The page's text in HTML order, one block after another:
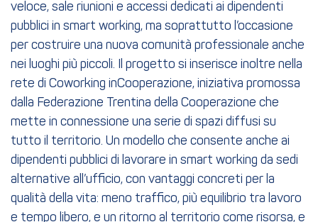
veloce, sale riunioni e accessi dedicati ai dipendenti
pubblici in smart working, ma soprattutto l’occasione
per costruire una nuova comunità professionale anche
nei luoghi più piccoli. Il progetto si inserisce inoltre nella
rete di Coworking inCooperazione, iniziativa promossa
dalla Federazione Trentina della Cooperazione che
mette in connessione una serie di spazi diffusi su
tutto il territorio. Un modello che consente anche ai
dipendenti pubblici di lavorare in smart working da sedi
alternative all’ufficio, con vantaggi concreti per la
qualità della vita: meno traffico, più equilibrio tra lavoro
e tempo libero, e un ritorno al territorio come risorsa, e